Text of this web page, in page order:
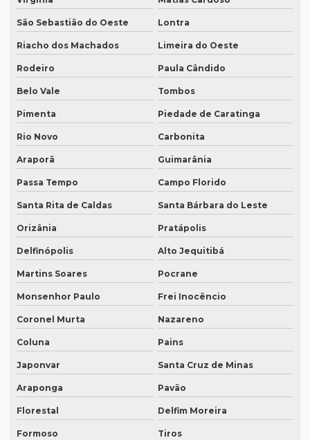
São Sebastião do Oeste Lontra
Riacho dos Machados Limeira do Oeste
Rodeiro Paula Cândido
Belo Vale Tombos
Pimenta Piedade de Caratinga
Rio Novo Carbonita
Araporã Guimarânia
Passa Tempo Campo Florido
Santa Rita de Caldas Santa Bárbara do Leste
Orizânia Pratápolis
Delfinópolis Alto Jequitibá
Martins Soares Pocrane
Monsenhor Paulo Frei Inocêncio
Coronel Murta Nazareno
Coluna Pains
Japonvar Santa Cruz de Minas
Araponga Pavão
Florestal Delfim Moreira
Formoso Tiros